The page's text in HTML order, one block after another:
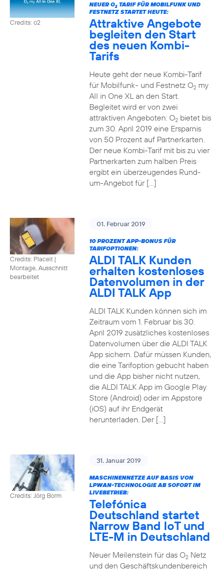
Credits: o2
NEUER O2TARIF FÜR MOBILFUNK UND
FESTNETZ STARTET HEUTE:
Attraktive Angebote
begleiten den Start
des neuen Kombi-
Tarifs
Heute geht der neue Kombi-Tarif
für Mobilfunk- und Festnetz O2my
All in One XL an den Start.
Begleitet wird er von zwei
attraktiven Angeboten: O2bietet bis
zum 30. April 2019 eine Ersparnis
von 50 Prozent auf Partnerkarten.
Der neue Kombi-Tarif mit bis zu vier
Partnerkarten zum halben Preis
ergibt ein überzeugendes Rund-
um-Angebot für […]
Credits: Placeit |
Montage, Ausschnitt
bearbeitet
01. Februar 2019
10 PROZENT APP-BONUS FÜR
TARIFOPTIONEN:
ALDI TALK Kunden
erhalten kostenloses
Datenvolumen in der
ALDI TALK App
ALDI TALK Kunden können sich im
Zeitraum vom 1. Februar bis 30.
April 2019 zusätzliches kostenloses
Datenvolumen über die ALDI TALK
App sichern. Dafür müssen Kunden,
die eine Tarifoption gebucht haben
und die App bisher nicht nutzen,
die ALDI TALK App im Google Play
Store (Android) oder im Appstore
(iOS) auf ihr Endgerät
herunterladen. Der […]
Credits: Jörg Borm
31. Januar 2019
MASCHINENNETZE AUF BASIS VON
LPWAN-TECHNOLOGIE AB SOFORT IM
LIVEBETRIEB:
Telefónica
Deutschland startet
Narrow Band IoT und
LTE-M in Deutschland
Neuer Meilenstein für das O2Netz
und den Geschäftskundenbereich